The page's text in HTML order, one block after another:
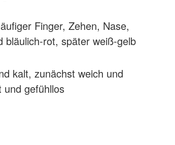
Finger, Zehen, Nase,
bläulich-rot, später weiß-gelb
kalt, zunächst weich und
gefühllos